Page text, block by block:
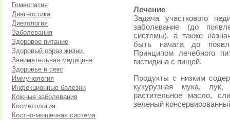
Гомеопатия
Диагностика
Диетология
Заболевания
Здоровое питание
Здоровый образ жизни.
Занимательная медицина
Здоровье и секс
Иммунология
Инфекционные болезни
Кожные заболевания
Косметология
Костно-мышечная система
Лечение
Задача участкового
заболевание (до
системы), а также
быть начата до
Принципом лечебного
гистидина с пищей.
Продукты с низким
кукурузная мука,
растительное масло,
зеленый